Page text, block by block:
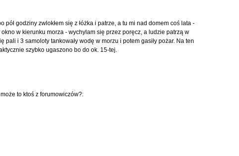
godziny zwlokłem się z łóżka i patrze, a tu mi nad domem coś lata -
w kierunku morza - wychylam się przez poręcz, a ludzie patrzą w
i 3 samoloty tankowały wodę w morzu i potem gasiły pożar. Na ten
szybko ugaszono bo do ok. 15-tej.
to ktoś z forumowiczów?: